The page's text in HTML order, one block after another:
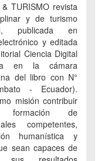
& TURISMO revista
y de turismo
publicada en
y editada
Ciencia Digital
en la cámara
del libro con N°
- Ecuador).
misión contribuir
de
competentes,
humanística y
sean capaces de